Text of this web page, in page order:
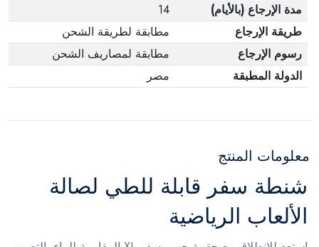
مدة الإرجاع (بالأيام)
14
طريقة الإرجاع
مطابقة لطريقة الشحن
رسوم الإرجاع
مطابقة لمصاريف الشحن
الدولة المطبقة
مصر
معلومات المنتج
شنطة سفر قابلة للطي لصالة
الألعاب الرياضية